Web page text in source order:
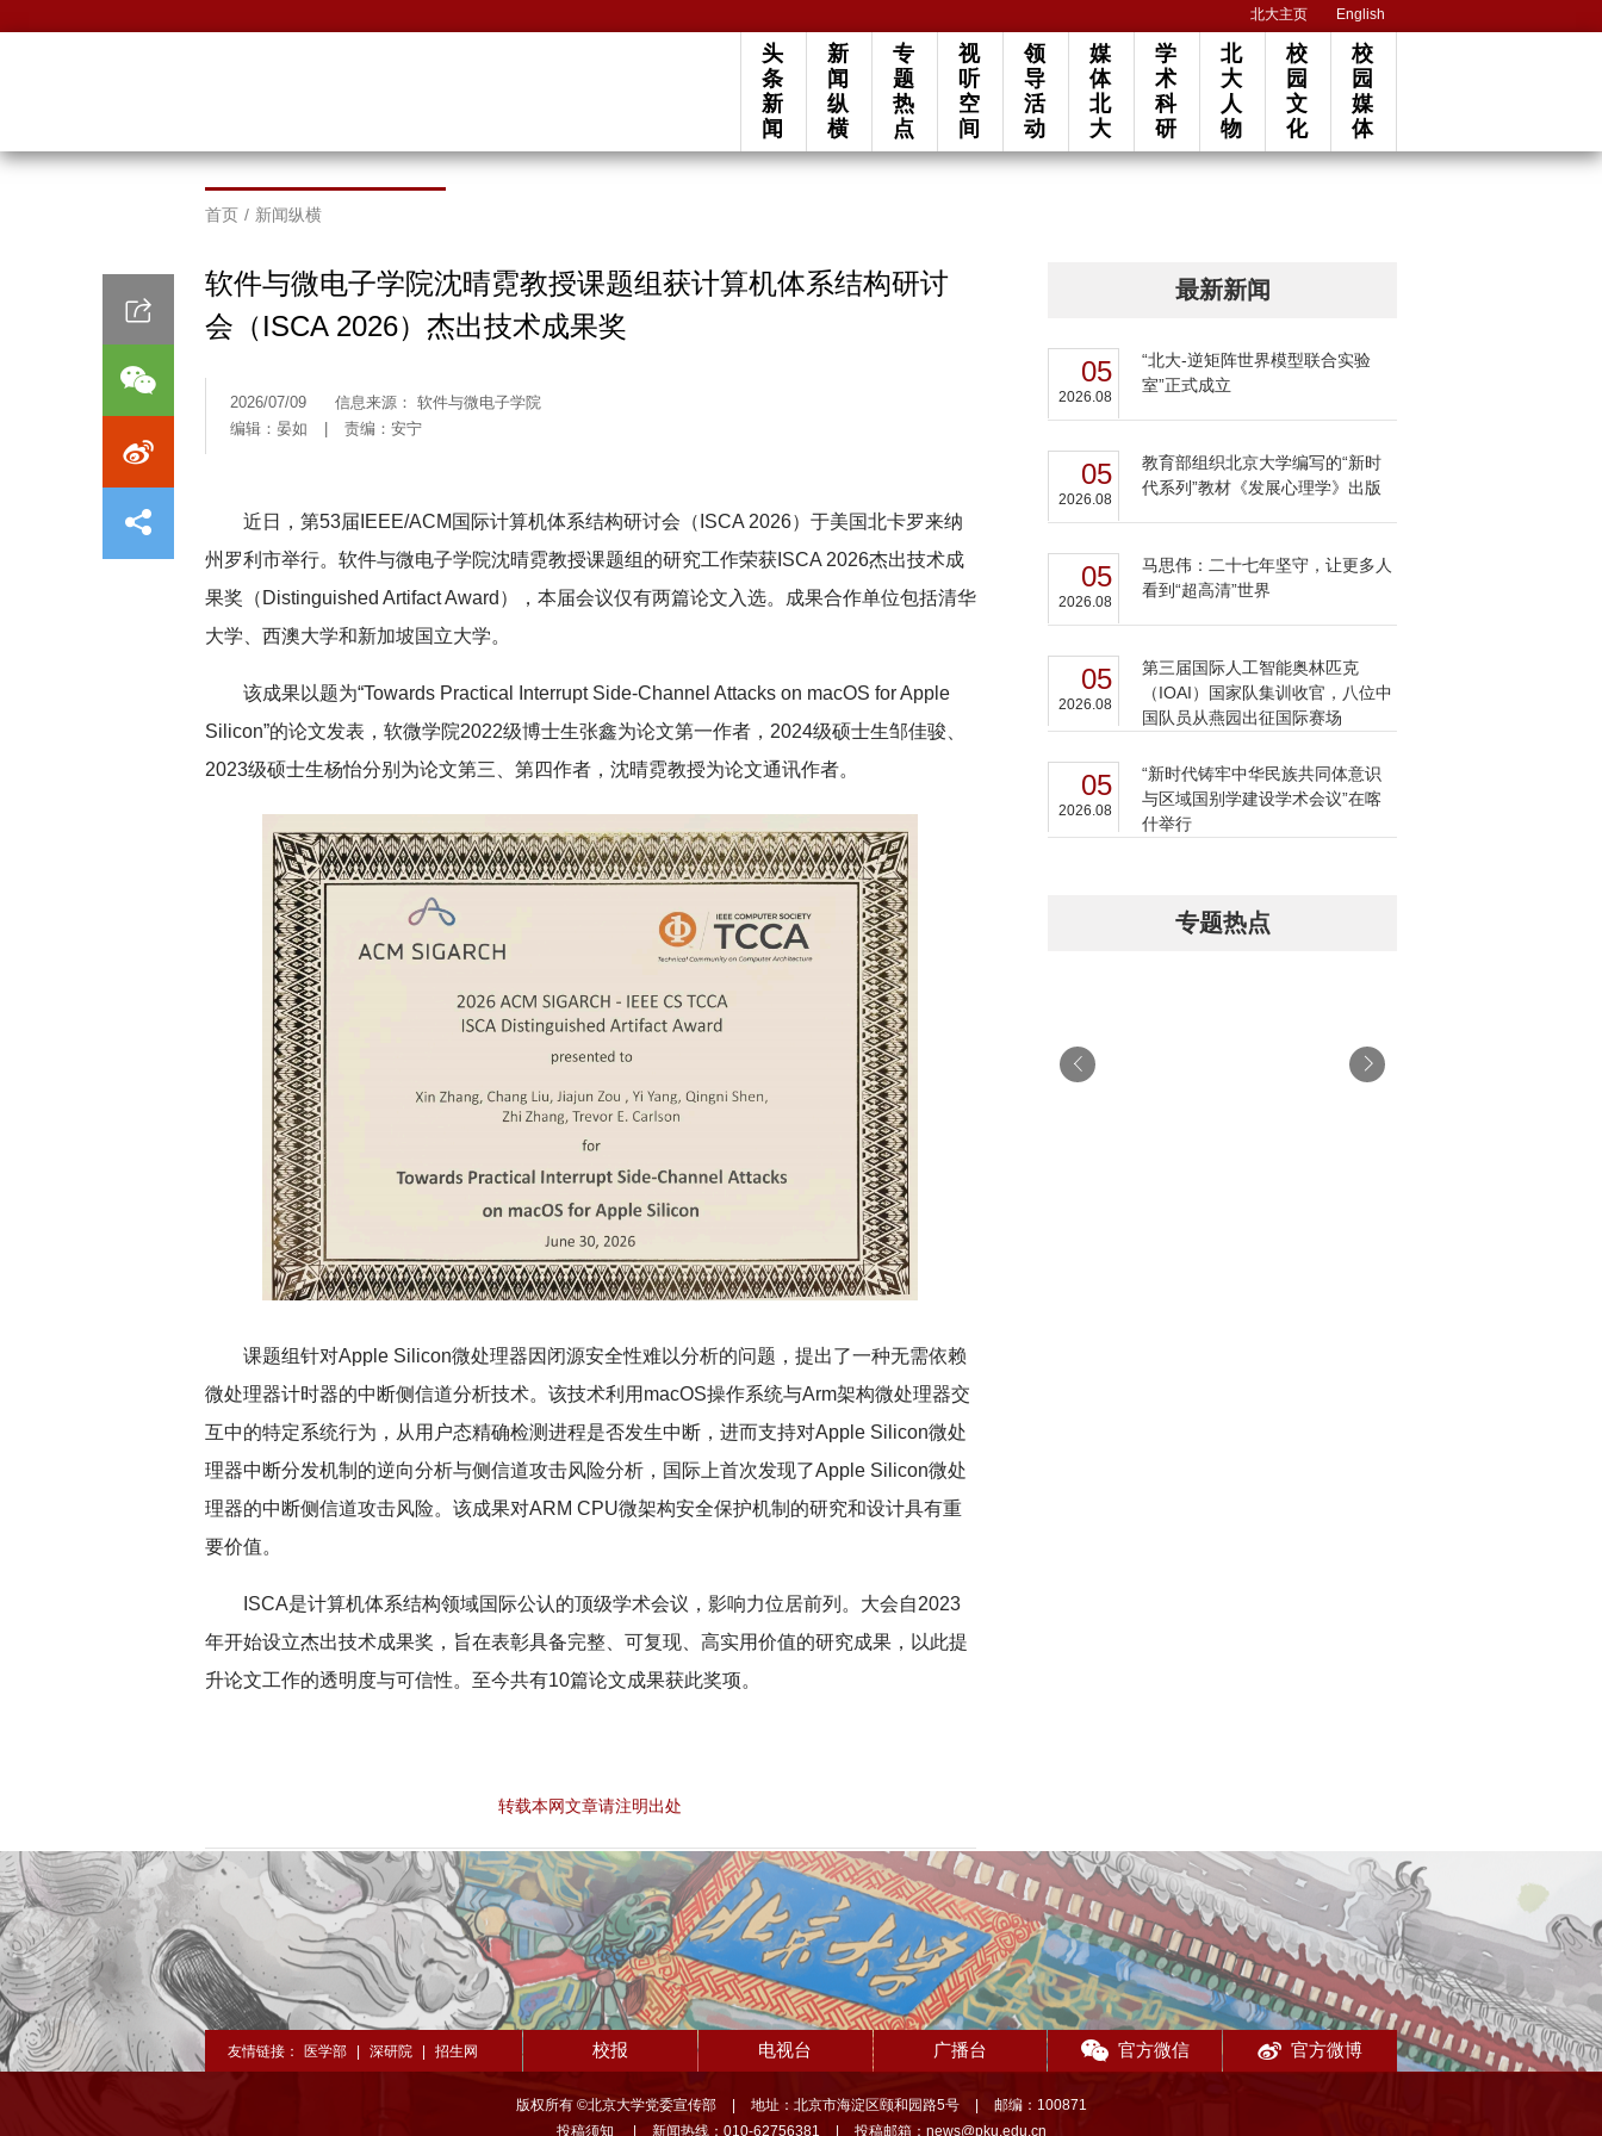
北大主页 English
头
条
新
闻
新
闻
纵
横
专
题
热
点
视
听
空
间
领
导
活
动
媒
体
北
大
学
术
科
研
北
大
人
物
校
园
文
化
校
园
媒
体
首页 / 新闻纵横
软件与微电子学院沈晴霓教授课题组获计算机体系结构研讨
会（ISCA 2026）杰出技术成果奖
2026/07/09
信息来源： 软件与微电子学院
编辑：晏如
责编：安宁
近日，第53届IEEE/ACM国际计算机体系结构研讨会（ISCA 2026）于美国北卡罗来纳
州罗利市举行。软件与微电子学院沈晴霓教授课题组的研究工作荣获ISCA 2026杰出技术成
果奖（ Distinguished Artifact Award）， 本届会议仅有两篇论文入选。成果合作单位包括清华
大学、西澳大学和新加坡国立大学。
该成果以题为“Towards Practical Interrupt Side-Channel Attacks on macOS for Apple
Silicon”的论文发表，软微学院2022级博士生张鑫为论文第一作者，2024级硕士生邹佳骏、
2023级硕士生杨怡分别为论文第三、第四作者，沈晴霓教授为论文通讯作者。
课题组针对Apple Silicon微处理器因闭源安全性难以分析的问题，提出了一种无需依赖
微处理器计时器的中断侧信道分析技术。该技术利用macOS操作系统与Arm架构微处理器交
互中的特定系统行为，从用户态精确检测进程是否发生中断，进而支持对Apple Silicon微处
理器中断分发机制的逆向分析与侧信道攻击风险分析，国际上首次发现了Apple Silicon微处
理器的中断侧信道攻击风险。该成果对ARM CPU微架构安全保护机制的研究和设计具有重
要价值。
ISCA是计算机体系结构领域国际公认的顶级学术会议，影响力位居前列。大会自2023
年开始设立杰出技术成果奖 ，旨在表彰具备完整、可复现、高实用价值的研究成果，以此提
升论文工作的透明度与可信性。至今共有10篇论文成果获此奖项。
转载本网文章请注明出处
最新新闻
05
2026.08
“北大-逆矩阵世界模型联合实验
室”正式成立
05
2026.08
教育部组织北京大学编写的“新时
代系列”教材《发展心理学》出版
05
2026.08
马思伟：二十七年坚守，让更多人
看到“超高清”世界
05
2026.08
第三届国际人工智能奥林匹克
（IOAI）国家队集训收官，八位中
国队员从燕园出征国际赛场
05
2026.08
“新时代铸牢中华民族共同体意识
与区域国别学建设学术会议”在喀
什举行
专题热点
扎实开展树立和践行正确政绩观学习教
友情链接： 医学部 | 深研院 | 招生网 校报 电视台 广播台 官方微信 官方微博
版权所有 ©北京大学党委宣传部 | 地址：北京市海淀区颐和园路5号 |
邮编：100871
投稿须知
| 新闻热线：010-62756381 | 投稿邮箱：news@pku.edu.cn